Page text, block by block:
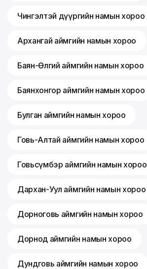
Чингэлтэй дүүргийн намын хороо
Архангай аймгийн намын хороо
Баян-Өлгий аймгийн намын хороо
Баянхонгор аймгийн намын хороо
Булган аймгийн намын хороо
Говь-Алтай аймгийн намын хороо
Говьсүмбэр аймгийн намын хороо
Дархан-Уул аймгийн намын хороо
Дорноговь аймгийн намын хороо
Дорнод аймгийн намын хороо
Дундговь аймгийн намын хороо